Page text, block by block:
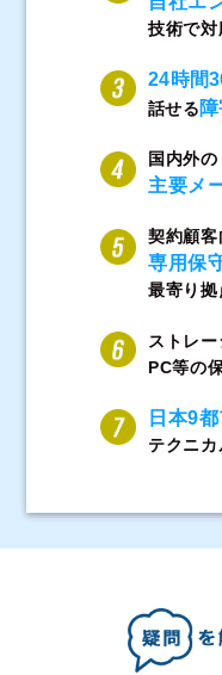
技術で対
24時間
話せる
国内外の
主要メ
契約顧客
専用保
最寄り拠
ストレ
PC等の
日本9
テクニ